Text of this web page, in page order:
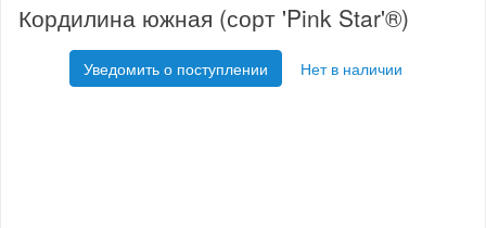
Кордилина южная (сорт 'Pink Star'®)
Уведомить о поступлении Нет в наличии